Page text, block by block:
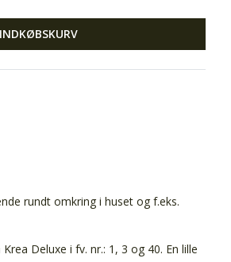
rundt omkring i huset og f.eks.
Deluxe i fv. nr.: 1, 3 og 40. En lille